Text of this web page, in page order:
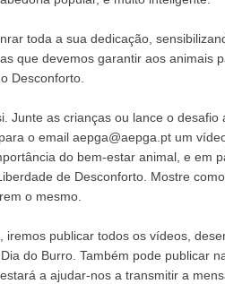
toda a sua dedicação,
que devemos garantir aos animais
Desconforto.
Junte as crianças ou lance o
o email aepga@aepga.pt um
do bem-estar animal, e em
de Desconforto. Mostre
o mesmo.
iremos publicar todos os vídeos,
do Burro. Também pode publicar
a ajudar-nos a transmitir a